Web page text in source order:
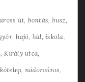
út bontás busz
hajó híd iskola
Király utca
nádorváros